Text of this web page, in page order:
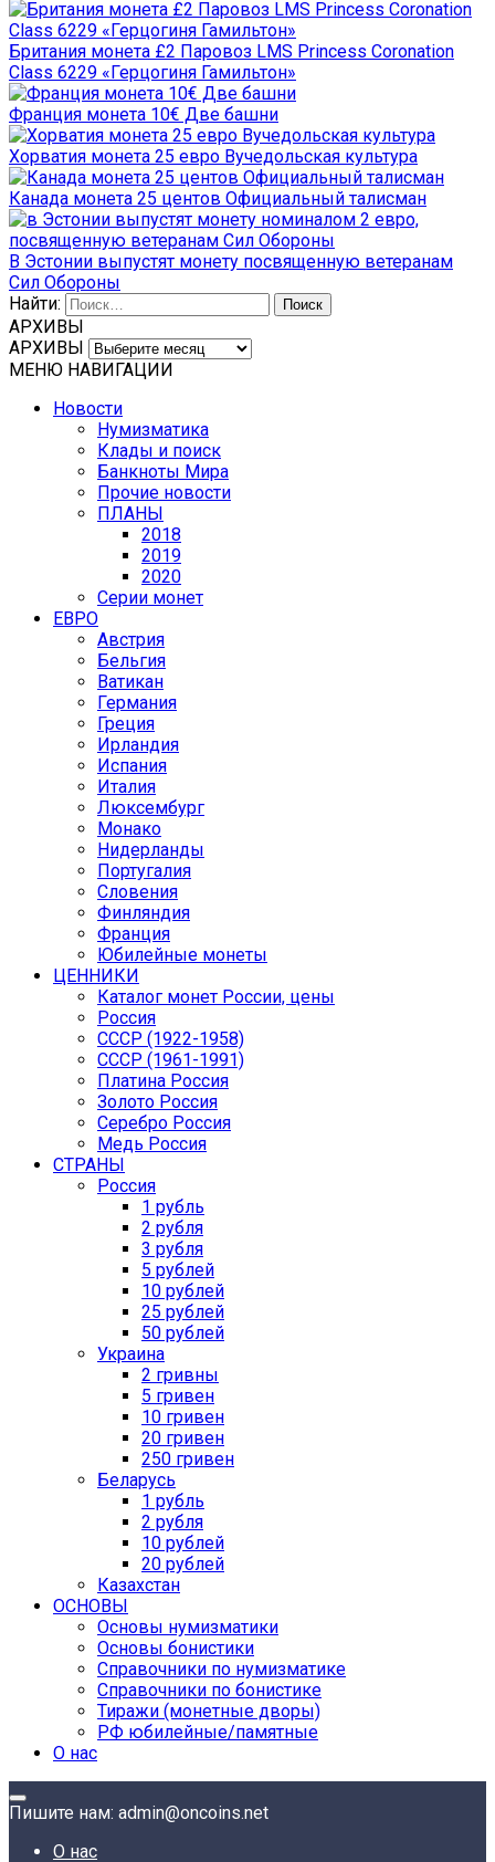
Британия монета £2 Паровоз LMS Princess Coronation
Class 6229 «Герцогиня Гамильтон»
Франция монета 10€ Две башни
Хорватия монета 25 евро Вучедольская культура
Канада монета 25 центов Официальный талисман
В Эстонии выпустят монету посвященную ветеранам
Сил Обороны
Найти:
АРХИВЫ
АРХИВЫ
МЕНЮ НАВИГАЦИИ
Новости
Нумизматика
Клады и поиск
Банкноты Мира
Прочие новости
ПЛАНЫ
2018
2019
2020
Серии монет
ЕВРО
Австрия
Бельгия
Ватикан
Германия
Греция
Ирландия
Испания
Италия
Люксембург
Монако
Нидерланды
Португалия
Словения
Финляндия
Франция
Юбилейные монеты
ЦЕННИКИ
Каталог монет России, цены
Россия
СССР (1922-1958)
CCCР (1961-1991)
Платина Россия
Золото Россия
Серебро Россия
Медь Россия
СТРАНЫ
Россия
1 рубль
2 рубля
3 рубля
5 рублей
10 рублей
25 рублей
50 рублей
Украина
2 гривны
5 гривен
10 гривен
20 гривен
250 гривен
Беларусь
1 рубль
2 рубля
10 рублей
20 рублей
Казахстан
ОСНОВЫ
Основы нумизматики
Основы бонистики
Справочники по нумизматике
Справочники по бонистике
Тиражи (монетные дворы)
РФ юбилейные/памятные
О нас
Пишите нам: admin@oncoins.net
О нас